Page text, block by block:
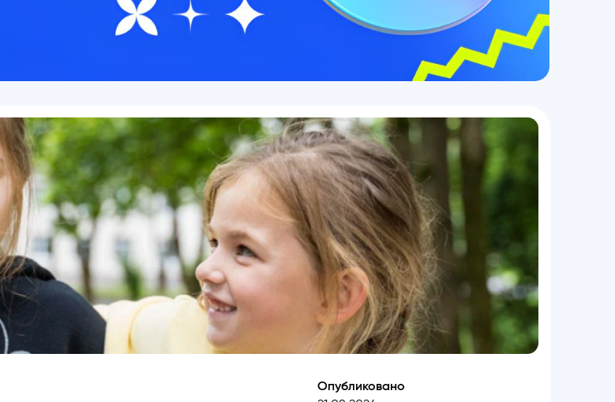
Опубликовано